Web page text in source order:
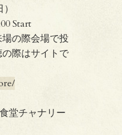
Start
の際会場で投
際はサイトで
堂チャナリー